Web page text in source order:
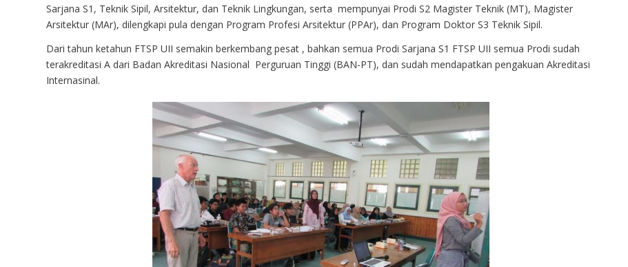
Sarjana S1, Teknik Sipil, Arsitektur, dan Teknik Lingkungan, serta mempunyai Prodi S2 Magister Teknik (MT), Magister
Arsitektur (MAr), dilengkapi pula dengan Program Profesi Arsitektur (PPAr), dan Program Doktor S3 Teknik Sipil.
Dari tahun ketahun FTSP UII semakin berkembang pesat , bahkan semua Prodi Sarjana S1 FTSP UII semua Prodi sudah
terakreditasi A dari Badan Akreditasi Nasional Perguruan Tinggi (BAN-PT), dan sudah mendapatkan pengakuan Akreditasi
Internasinal.